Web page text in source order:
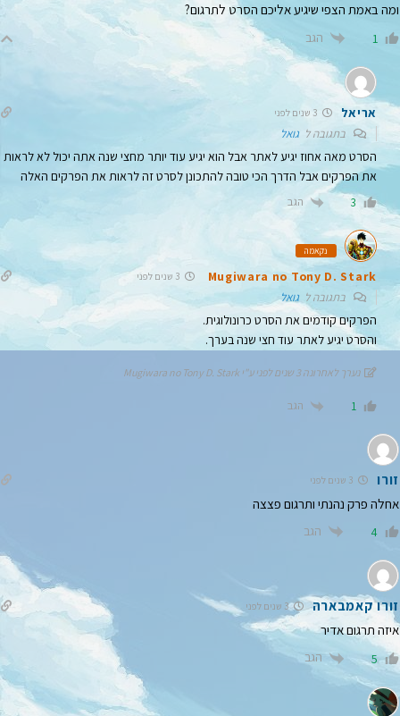
ומה באמת הצפי שיגיע אליכם הסרט לתרגום?
1 הגב
אריאל 3 שנים לפני
בתגובה ל גואל
הסרט מאה אחוז יגיע לאתר אבל הוא יגיע עוד יותר מחצי שנה אתה יכול לא לראות
את הפרקים אבל הדרך הכי טובה להתכונן לסרט זה לראות את הפרקים האלה
3 הגב
נקאמה
Mugiwara no Tony D. Stark 3 שנים לפני
בתגובה ל גואל
הפרקים קודמים את הסרט כרונולוגית.
והסרט יגיע לאתר עוד חצי שנה בערך.
נערך לאחרונה 3 שנים לפני ע"י Mugiwara no Tony D. Stark
1 הגב
זורו
אחלה פרק נהנתי ותרגום פצצה
4 הגב
זורו קאמבארה 3 שנים לפני
איזה תרגום אדיר
5 הגב